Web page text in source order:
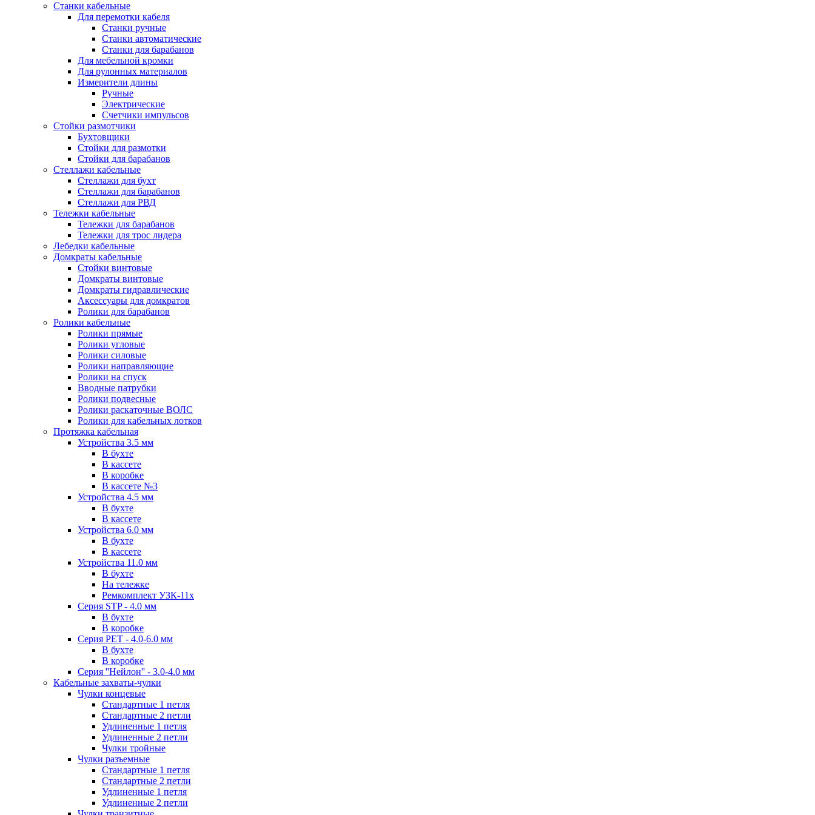
Станки кабельные
Для перемотки кабеля
Станки ручные
Станки автоматические
Станки для барабанов
Для мебельной кромки
Для рулонных материалов
Измерители длины
Ручные
Электрические
Счетчики импульсов
Стойки размотчики
Бухтовщики
Стойки для размотки
Стойки для барабанов
Стеллажи кабельные
Стеллажи для бухт
Стеллажи для барабанов
Стеллажи для РВД
Тележки кабельные
Тележки для барабанов
Тележки для трос лидера
Лебедки кабельные
Домкраты кабельные
Стойки винтовые
Домкраты винтовые
Домкраты гидравлические
Аксессуары для домкратов
Ролики для барабанов
Ролики кабельные
Ролики прямые
Ролики угловые
Ролики силовые
Ролики направляющие
Ролики на спуск
Вводные патрубки
Ролики подвесные
Ролики раскаточные ВОЛС
Ролики для кабельных лотков
Протяжка кабельная
Устройства 3.5 мм
В бухте
В кассете
В коробке
В кассете №3
Устройства 4.5 мм
В бухте
В кассете
Устройства 6.0 мм
В бухте
В кассете
Устройства 11.0 мм
В бухте
На тележке
Ремкомплект УЗК-11х
Серия STP - 4.0 мм
В бухте
В коробке
Серия PET - 4.0-6.0 мм
В бухте
В коробке
Серия ''Нейлон'' - 3.0-4.0 мм
Кабельные захваты-чулки
Чулки концевые
Стандартные 1 петля
Стандартные 2 петли
Удлиненные 1 петля
Удлиненные 2 петли
Чулки тройные
Чулки разъемные
Стандартные 1 петля
Стандартные 2 петли
Удлиненные 1 петля
Удлиненные 2 петли